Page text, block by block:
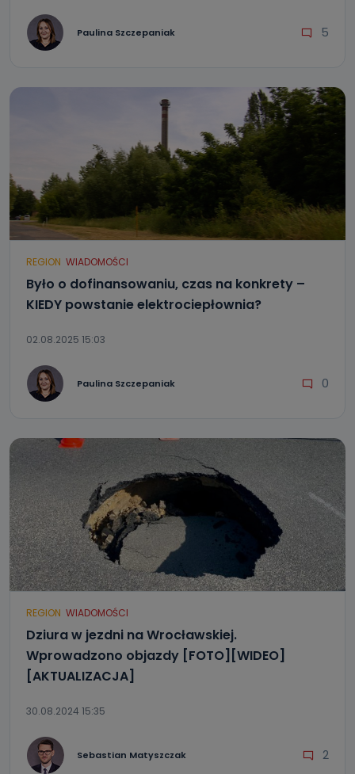
Paulina Szczepaniak 5
REGION WIADOMOŚCI
Było o dofinansowaniu, czas na konkrety –
KIEDY powstanie elektrociepłownia?
02.08.2025 15:03
Paulina Szczepaniak 0
REGION WIADOMOŚCI
Dziura w jezdni na Wrocławskiej.
Wprowadzono objazdy [FOTO][WIDEO]
[AKTUALIZACJA]
30.08.2024 15:35
Sebastian Matyszczak 2